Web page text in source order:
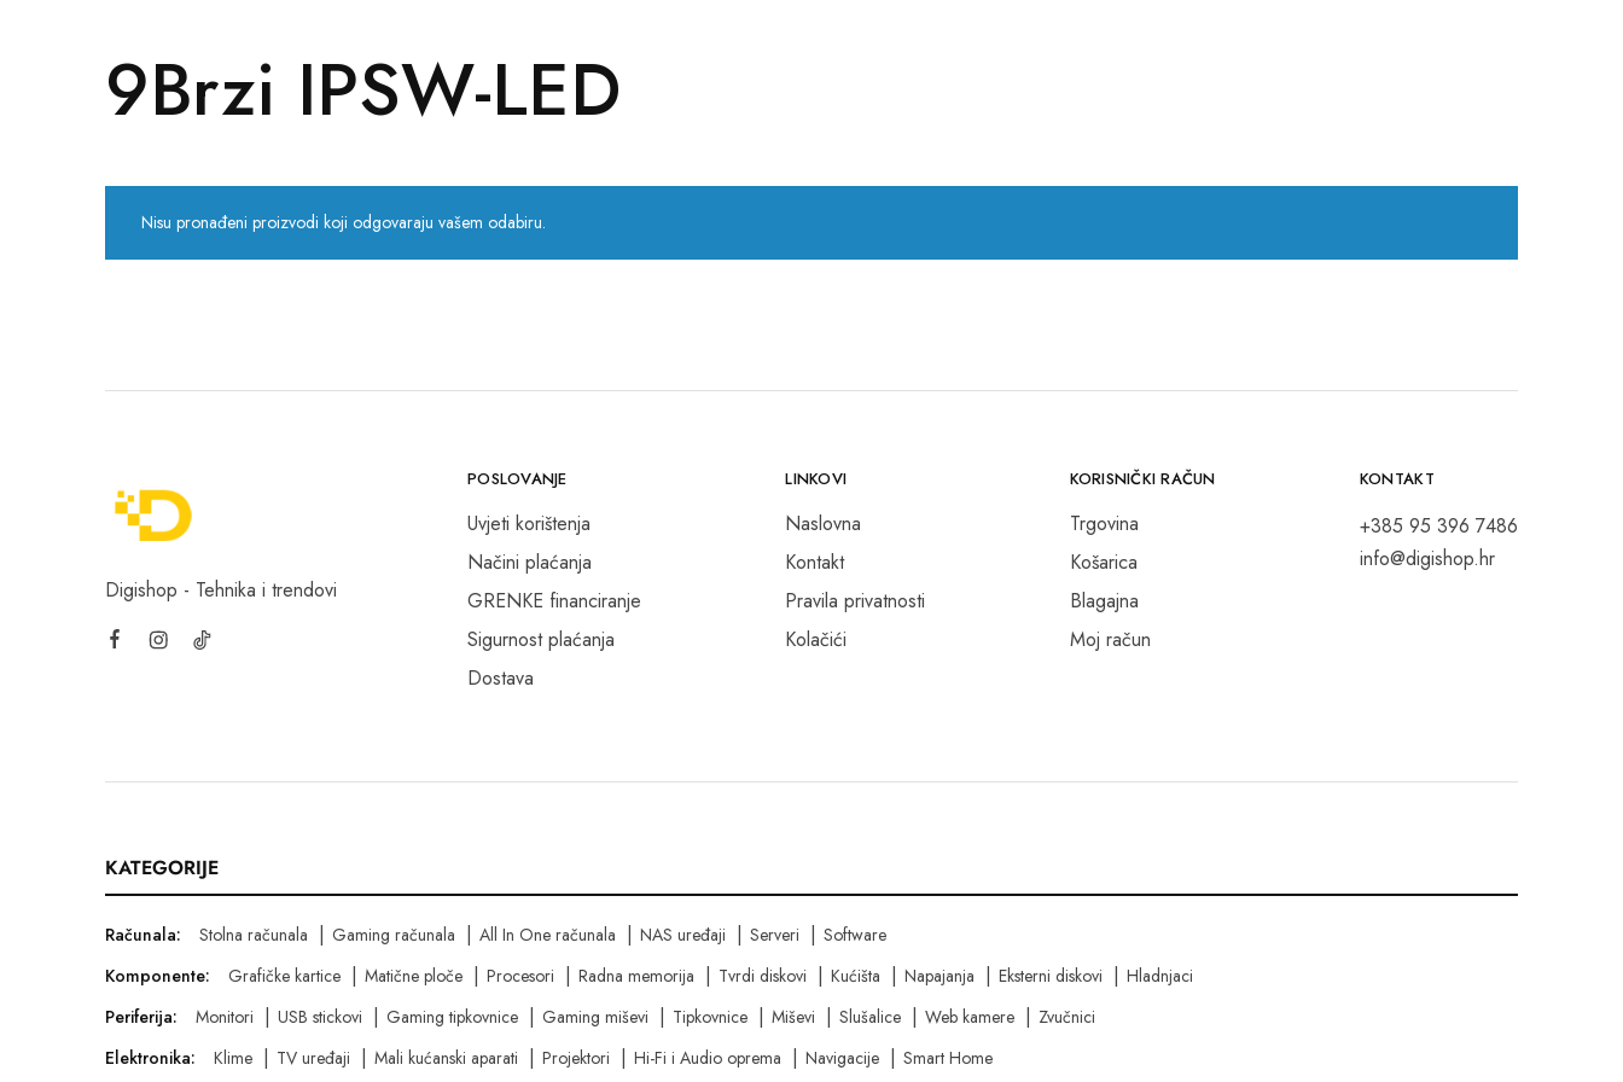
Mrežna oprema
9Brzi IPSW-LED
Nisu pronađeni proizvodi koji odgovaraju vašem odabiru.
Digishop - Tehnika i trendovi
POSLOVANJE
Uvjeti korištenja
Načini plaćanja
GRENKE financiranje
Sigurnost plaćanja
Dostava
LINKOVI
Naslovna
Kontakt
Pravila privatnosti
Kolačići
KORISNIČKI RAČUN
Trgovina
Košarica
Blagajna
Moj račun
KONTAKT
+385 95 396 7486
info@digishop.hr
KATEGORIJE
Računala: Stolna računala Gaming računala All In One računala NAS uređaji Serveri
Software
Komponente:
Grafičke kartice Matične ploče Procesori Radna memorija Tvrdi diskovi Kućišta Napajanja Eksterni diskovi
Hladnjaci
Periferija:
Monitori USB stickovi Gaming tipkovnice Gaming miševi Tipkovnice Miševi Slušalice Web kamere
Zvučnici
Elektronika:
Klime TV uređaji Mali kućanski aparati Projektori Hi-Fi i Audio oprema Navigacije Smart Home